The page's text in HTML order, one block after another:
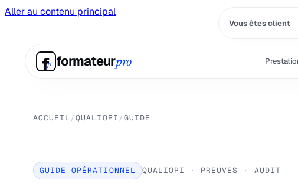
Aller au contenu principal
Vous êtes client
fp formateurpro
ACCUEIL /QUALIOPI /GUIDE
GUIDE OPÉRATIONNEL QUALIOPI · PREUVES · AUDIT